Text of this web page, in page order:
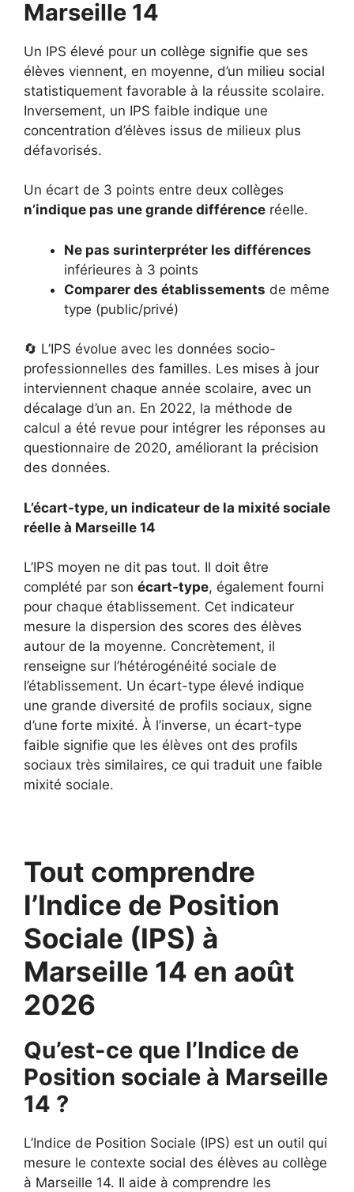
Marseille 14
Un IPS élevé pour un collège signifie que ses
élèves viennent, en moyenne, d’un milieu social
statistiquement favorable à la réussite scolaire.
Inversement, un IPS faible indique une
concentration d’élèves issus de milieux plus
défavorisés.
Un écart de 3 points entre deux collèges
n’indique pas une grande différence réelle.
Ne pas surinterpréter les différences
inférieures à 3 points
Comparer des établissements de même
type (public/privé)
🔄 L’IPS évolue avec les données socio-
professionnelles des familles. Les mises à jour
interviennent chaque année scolaire, avec un
décalage d’un an. En 2022, la méthode de
calcul a été revue pour intégrer les réponses au
questionnaire de 2020, améliorant la précision
des données.
L’écart-type, un indicateur de la mixité sociale
réelle à Marseille 14
L’IPS moyen ne dit pas tout. Il doit être
complété par son écart-type, également fourni
pour chaque établissement. Cet indicateur
mesure la dispersion des scores des élèves
autour de la moyenne. Concrètement, il
renseigne sur l’hétérogénéité sociale de
l’établissement. Un écart-type élevé indique
une grande diversité de profils sociaux, signe
d’une forte mixité. À l’inverse, un écart-type
faible signifie que les élèves ont des profils
sociaux très similaires, ce qui traduit une faible
mixité sociale.
Tout comprendre
l’Indice de Position
Sociale (IPS) à
Marseille 14 en août
2026
Qu’est-ce que l’Indice de
Position sociale à Marseille
14 ?
L’Indice de Position Sociale (IPS) est un outil qui
mesure le contexte social des élèves au collège
à Marseille 14. Il aide à comprendre les